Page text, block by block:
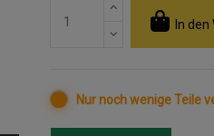
In
Nur noch wenige Teile